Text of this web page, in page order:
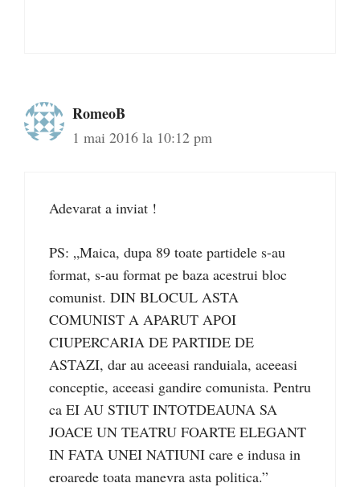
RomeoB
1 mai 2016 la 10:12 pm
Adevarat a inviat !
PS: „Maica, dupa 89 toate partidele s-au
format, s-au format pe baza acestrui bloc
comunist. DIN BLOCUL ASTA
COMUNIST A APARUT APOI
CIUPERCARIA DE PARTIDE DE
ASTAZI, dar au aceeasi randuiala, aceeasi
conceptie, aceeasi gandire comunista. Pentru
ca EI AU STIUT INTOTDEAUNA SA
JOACE UN TEATRU FOARTE ELEGANT
IN FATA UNEI NATIUNI care e indusa in
eroarede toata manevra asta politica.”